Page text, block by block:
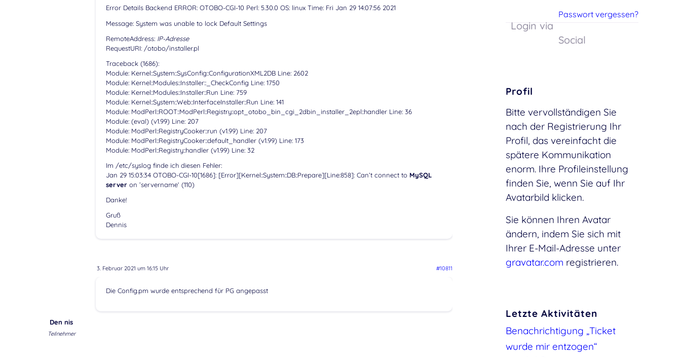
Error Details Backend ERROR: OTOBO-CGI-10 Perl: 5.30.0 OS: linux Time: Fri Jan 29 14:07:56 2021
Message: System was unable to lock Default Settings
RemoteAddress: IP-Adresse
RequestURI: /otobo/installer.pl
Traceback (1686):
Module: Kernel::System::SysConfig::ConfigurationXML2DB Line: 2602
Module: Kernel::Modules::Installer::_CheckConfig Line: 1750
Module: Kernel::Modules::Installer::Run Line: 759
Module: Kernel::System::Web::InterfaceInstaller::Run Line: 141
Module: ModPerl::ROOT::ModPerl::Registry::opt_otobo_bin_cgi_2dbin_installer_2epl::handler Line: 36
Module: (eval) (v1.99) Line: 207
Module: ModPerl::RegistryCooker::run (v1.99) Line: 207
Module: ModPerl::RegistryCooker::default_handler (v1.99) Line: 173
Module: ModPerl::Registry::handler (v1.99) Line: 32
Im /etc/syslog finde ich diesen Fehler:
Jan 29 15:03:34 OTOBO-CGI-10[1686]: [Error][Kernel::System::DB::Prepare][Line:858]: Can’t connect to MySQL
serveron ’servername‘ (110)
Danke!
Gruß
Dennis
3. Februar 2021 um 16:15 Uhr #10811
Den nis
Teilnehmer
Die Config.pm wurde entsprechend für PG angepasst
Passwort vergessen?
Login via
Social
Profil
Bitte vervollständigen Sie
nach der Registrierung Ihr
Profil, das vereinfacht die
spätere Kommunikation
enorm. Ihre Profileinstellung
finden Sie, wenn Sie auf Ihr
Avatarbild klicken.
Sie können Ihren Avatar
ändern, indem Sie sich mit
Ihrer E-Mail-Adresse unter
gravatar.com registrieren.
Letzte Aktivitäten
Benachrichtigung „Ticket
wurde mir entzogen“